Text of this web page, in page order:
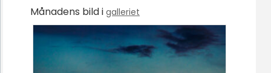
Månadens bild i galleriet